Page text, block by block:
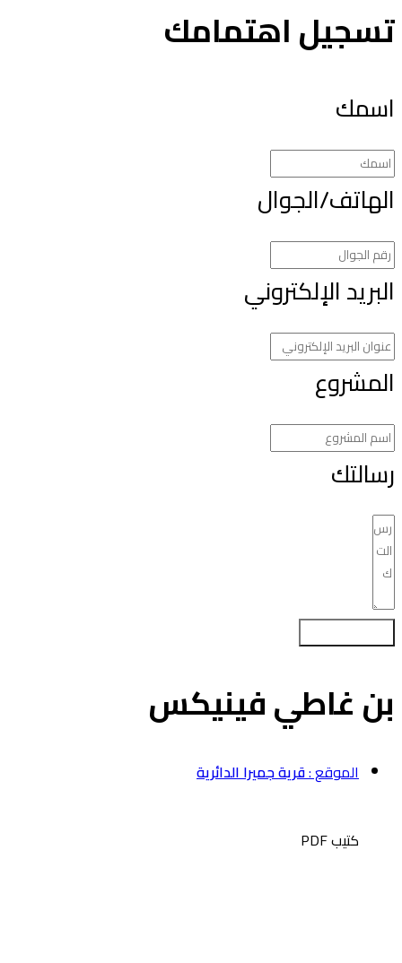
اهتمامك
الجوال
الإلكتروني
غاطي فينيكس
الموقع :قرية جميرا الدائرية
كتيب PDF